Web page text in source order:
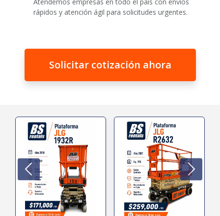
rápidos y atención ágil para solicitudes urgentes.
Solicitar cotización ahora